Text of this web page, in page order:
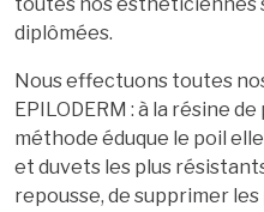
diplômées.
Nous effectuons toutes
EPILODERM : à la résine
méthode éduque le poil
et duvets les plus
repousse, de supprimer les